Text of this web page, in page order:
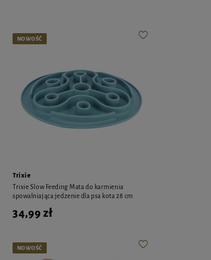
NOWOŚĆ
Trixie
Trixie Slow Feeding Mata do karmienia
spowalniająca jedzenie dla psa kota 28 cm
34,99 zł
NOWOŚĆ